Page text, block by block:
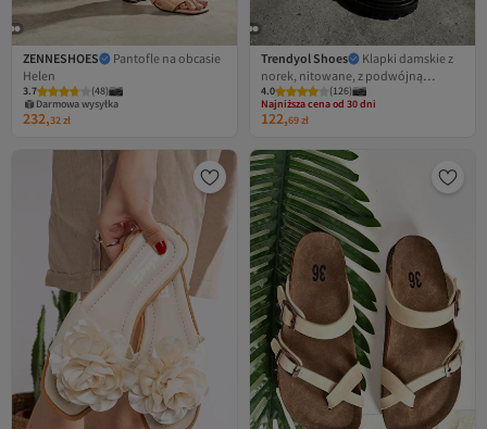
ZENNESHOES
Pantofle na obcasie
Helen
3.7 (48)
Darmowa wysyłka
232,32zł
Trendyol Shoes
Klapki damskie z
norek, nitowane, z podwójną
klamrą, płaskie TAKSS25TE00004
4.0 (126)
Najniższa cena od 30 dni
Darmowa wysyłka
Najniższa cena od 30 dni
122,69zł